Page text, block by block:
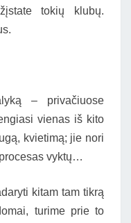
tokių klubų.
– privačiuose
vienas iš kito
kvietimą; jie nori
vyktų…
kitam tam tikrą
turime prie to